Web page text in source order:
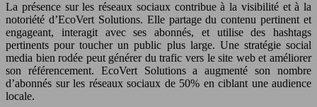
La présence sur les réseaux sociaux contribue à la visibilité et à la
notoriété d’EcoVert Solutions. Elle partage du contenu pertinent et
engageant, interagit avec ses abonnés, et utilise des hashtags
pertinents pour toucher un public plus large. Une stratégie social
media bien rodée peut générer du trafic vers le site web et améliorer
son référencement. EcoVert Solutions a augmenté son nombre
d’abonnés sur les réseaux sociaux de 50% en ciblant une audience
locale.